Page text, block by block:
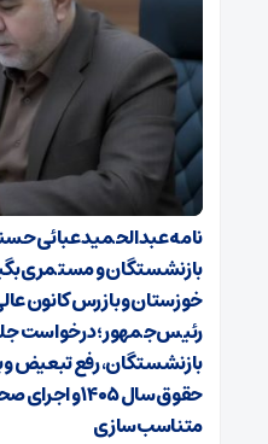
نامه عبدالحمید عبائی
بازنشستگان و
خوزستان و بازرس کانون
رئیس‌جمهور؛ درخواست
بازنشستگان، رفع تبعیض و
حقوق سال ۱۴۰۵
متناسب‌سازی